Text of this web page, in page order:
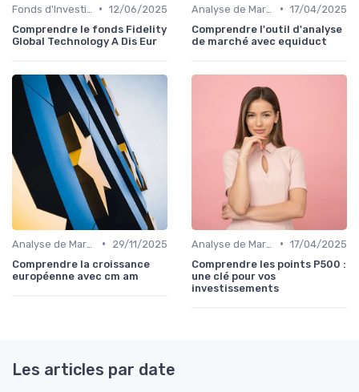
• 12/06/2025
Comprendre le fonds Fidelity
Global Technology A Dis Eur
• 17/04/2025
Comprendre l'outil d'analyse
de marché avec equiduct
•
29/11/2025
Comprendre la croissance
européenne avec cm am
• 17/04/2025
Comprendre les points P500 :
une clé pour vos
investissements
Les articles par date